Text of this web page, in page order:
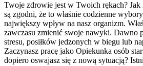
Twoje zdrowie jest w Twoich rękach?
są zgodni, że to właśnie codzienne
największy wpływ na nasz organizm.
zawczasu zmienić swoje nawyki. Dawno
stresu, posiłków jedzonych w biegu lub
Zaczynasz pracę jako Opiekunka osób
dopiero oswajasz się z nową sytuacją?